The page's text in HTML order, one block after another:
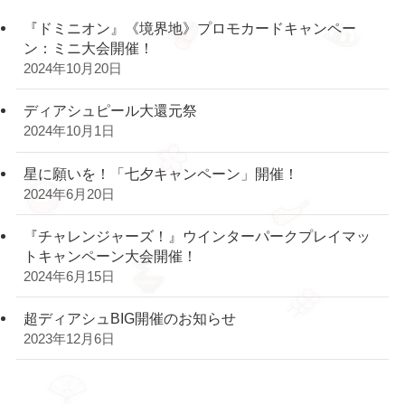
『ドミニオン』《境界地》プロモカードキャンペー
ン：ミニ大会開催！
2024年10月20日
ディアシュピール大還元祭
2024年10月1日
星に願いを！「七夕キャンペーン」開催！
2024年6月20日
『チャレンジャーズ！』ウインターパークプレイマッ
トキャンペーン大会開催！
2024年6月15日
超ディアシュBIG開催のお知らせ
2023年12月6日